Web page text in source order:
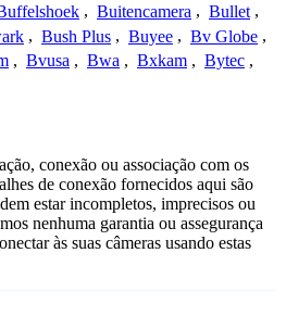
, Buitencamera , Bullet ,
, Bush Plus , Buyee , Bv Globe ,
, Bvusa , Bwa , Bxkam , Bytec ,
conexão ou associação com os
de conexão fornecidos aqui são
estar incompletos, imprecisos ou
nenhuma garantia ou assegurança
às suas câmeras usando estas